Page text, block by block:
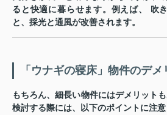
ると快適に暮らせます。例えば、 吹
と、採光と通風が改善されます。
「ウナギの寝床」物件のデ
もちろん、細長い物件にはデメリット
検討する際には、以下のポイントに注意